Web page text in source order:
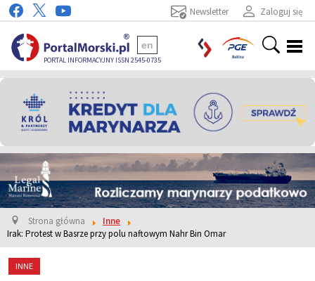
Zaloguj się
Newsletter
PORTAL INFORMACYJNY ISSN 2545-0735
en
Strona główna
Inne
Irak: Protest w Basrze przy polu naftowym Nahr Bin Omar
INNE